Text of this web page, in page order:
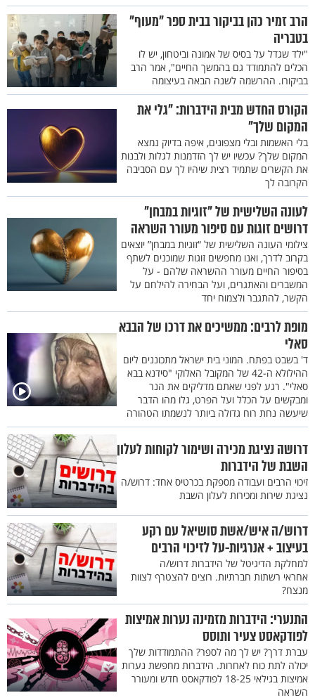
הרב זמיר כהן בביקור בבית ספר "מעוף"
בטבריה
"ילד שגדל על בסיס של אמונה וביטחון, יש לו
הכלים להתמודד גם בהמשך החיים", אמר הרב
בביקורו. ההרשמה לשנה הבאה בעיצומה
הקורס החדש מבית הידברות: "גלי את
המקום שלך"
בלי האשמות ובלי מצפונים, איפה בדיוק נמצא
המקום שלך? עכשיו יש לך הזדמנות לגלות ולבנות
את הקשרים שתמיד רצית שיהיו לך עם הסביבה
הקרובה לך
לעונה השלישית של "זוגיות במבחן"
דרושים זוגות עם סיפור מעורר השראה
צילומי העונה השלישית של “זוגיות במבחן” יוצאים
בקרוב לדרך, ואנו מחפשים זוגות שמוכנים לשתף
בסיפור החיים מעורר ההשראה שלהם - על
המשברים והאתגרים, ועל הבחירה להילחם על
הקשר, להתגבר ולצמוח יחד
מופת לרבים: ממשיכים את דרכו של הבבא
סאלי
ד' בשבט בפתח. המוני בית ישראל מתכוננים ליום
ההילולא ה-42 של המקובל האלוקי "סידנא בבא
סאלי". רגע לפני שאתם מדליקים את הנר
ומבקשים על הכלל ועל הפרט, גלו מהו הדבר
שיעשה נחת רוח גדולה ביותר לנשמתו הטהורה
דרושה נציגת מכירה ושימור לקוחות לעלון
השבת של הידברות
זיכוי הרבים ועבודה מספקת בכרטיס אחד: דרוש/ה
נציגת שירות ומכירות לעלון השבת
דרוש/ה איש/אשת סושיאל עם רקע
בעיצוב + אנרגיות-על לזיכוי הרבים
למחלקת הדיגיטל של הידברות דרוש/ה
אחראי רשתות חברתיות. רוצים להצטרף לצוות
מנצח?
התנערי: הידברות מזמינה נערות אמיצות
לפודקאסט צעיר ותוסס
עברת דרך? יש לך מה לספר? ההתמודדות שלך
יכולה לתת כוח לאחרות. הידברות מחפשת נערות
אמיצות בגילאי 18-25 לפודקאסט חדש ומעורר
השראה